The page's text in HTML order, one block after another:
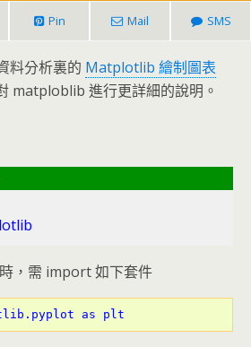
Pin Mail SMS
料分析裏的 Matplotlib 繪制圖表
matploblib 進行更詳細的說明。
，需 import 如下套件
as plt